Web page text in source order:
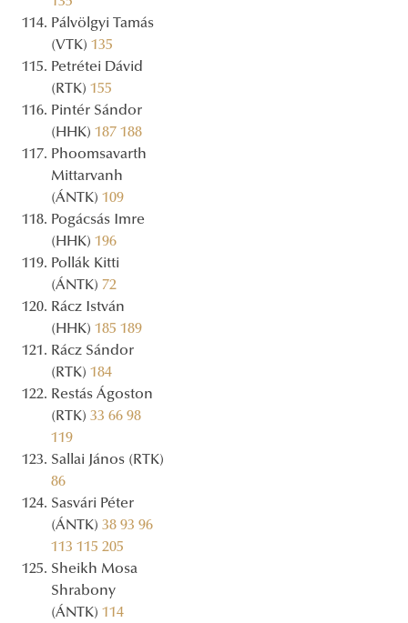
Pálvölgyi Tamás
(VTK) 135
Petrétei Dávid
(RTK) 155
Pintér Sándor
(HHK) 187 188
Phoomsavarth
Mittarvanh
(ÁNTK) 109
Pogácsás Imre
(HHK) 196
Pollák Kitti
(ÁNTK) 72
Rácz István
(HHK) 185 189
Rácz Sándor
(RTK) 184
Restás Ágoston
(RTK) 33 66 98
119
Sallai János (RTK)
86
Sasvári Péter
(ÁNTK) 38 93 96
113 115 205
Sheikh Mosa
Shrabony
(ÁNTK) 114